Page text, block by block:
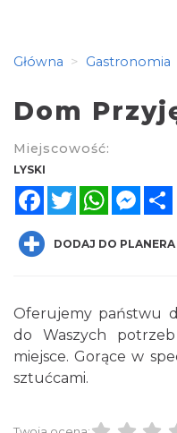
Główna Gastronomia
Dom
Miejscowość:
LYSKI
FacebookTwitterWhatsApp
DODAJ DO PLANERA
Oferujemy państwu
do Waszych
miejsce. Gorące w
sztućcami.